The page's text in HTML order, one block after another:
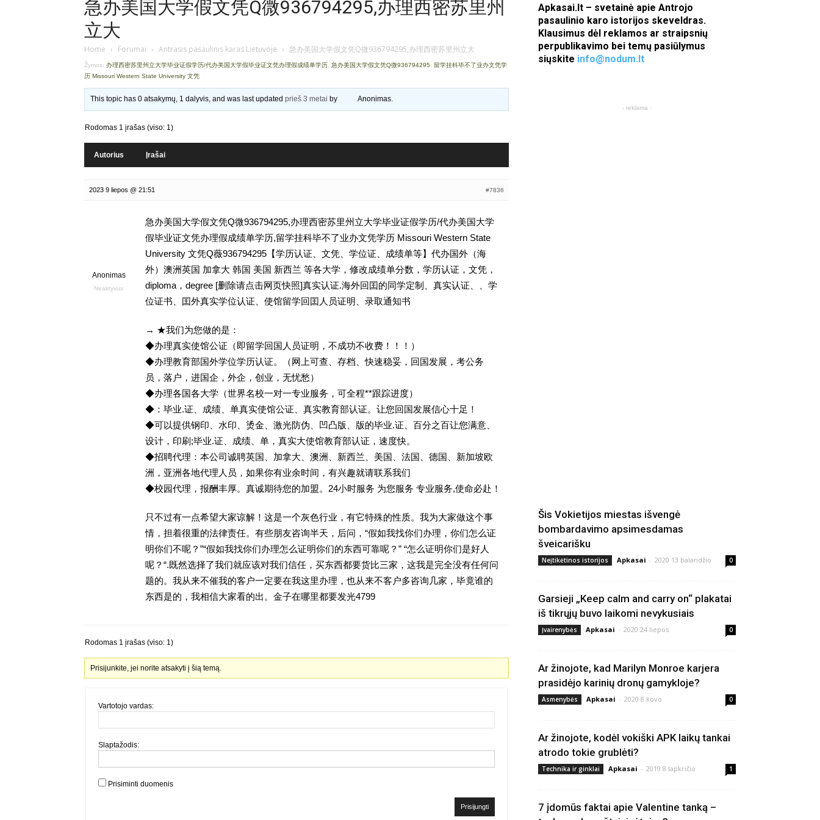
急办美国大学假文凭Q微936794295,办理西密苏里州
立大
Home › Forumai › Antrasis pasaulinis karas Lietuvoje › 急办美国大学假文凭Q微936794295,办理西密苏里州立大
Žymos: 办理西密苏里州立大学毕业证假学历/代办美国大学假毕业证文凭办理假成绩单学历 急办美国大学假文凭Q微936794295
留学挂科毕不了业办文凭学
历 Missouri Western State University 文凭
This topic has 0 atsakymų, 1 dalyvis, and was last updatedprieš 3 metai by Anonimas.
Rodomas 1 įrašas (viso: 1)
Autorius Įrašai
2023 9 liepos @ 21:51 #7836
Anonimas
Neaktyvus
急办美国大学假文凭Q微936794295,办理西密苏里州立大学毕业证假学历/代办美国大学
假毕业证文凭办理假成绩单学历,留学挂科毕不了业办文凭学历 Missouri Western State
University 文凭Q薇936794295【学历认证、文凭、学位证、成绩单等】代办国外（海
外）澳洲英国 加拿大 韩国 美国 新西兰 等各大学，修改成绩单分数，学历认证，文凭，
diploma，degree [删除请点击网页快照]真实认证.海外回囯的同学定制、真实认证、、学
位证书、囯外真实学位认证、使馆留学回囯人员证明、录取通知书
→ ★我们为您做的是：
◆办理真实使馆公证（即留学回国人员证明，不成功不收费！！！）
◆办理教育部国外学位学历认证。（网上可查、存档、快速稳妥，回国发展，考公务
员，落户，进国企，外企，创业，无忧愁）
◆办理各国各大学（世界名校一对一专业服务，可全程**跟踪进度）
◆：毕业.证、成绩、单真实使馆公证、真实教育部认证。让您回国发展信心十足！
◆可以提供钢印、水印、烫金、激光防伪、凹凸版、版的毕业.证、百分之百让您满意、
设计，印刷;毕业.证、成绩、单，真实大使馆教育部认证，速度快。
◆招聘代理：本公司诚聘英国、加拿大、澳洲、新西兰、美国、法国、德国、新加坡欧
洲，亚洲各地代理人员，如果你有业余时间，有兴趣就请联系我们
◆校园代理，报酬丰厚。真诚期待您的加盟。24小时服务 为您服务 专业服务,使命必赴！
只不过有一点希望大家谅解！这是一个灰色行业，有它特殊的性质。我为大家做这个事
情，担着很重的法律责任。有些朋友咨询半天，后问，“假如我找你们办理，你们怎么证
明你们不呢？”“假如我找你们办理怎么证明你们的东西可靠呢？” “怎么证明你们是好人
呢？“.既然选择了我们就应该对我们信任，买东西都要货比三家，这我是完全没有任何问
题的。我从来不催我的客户一定要在我这里办理，也从来不客户多咨询几家，毕竟谁的
东西是的，我相信大家看的出。金子在哪里都要发光4799
Rodomas 1 įrašas (viso: 1)
Prisijunkite, jei norite atsakyti į šią temą.
Vartotojo vardas:
Slaptažodis:
Prisiminti duomenis
Prisijungti
Apkasai.lt – svetainė apie Antrojo
pasaulinio karo istorijos skeveldras.
Klausimus dėl reklamos ar straipsnių
perpublikavimo bei temų pasiūlymus
siųskite info@nodum.lt
- reklama -
Šis Vokietijos miestas išvengė
bombardavimo apsimesdamas
šveicarišku
Neįtikėtinos istorijos Apkasai - 2020 13 balandžio 0
Garsieji „Keep calm and carry on“ plakatai
iš tikrųjų buvo laikomi nevykusiais
Įvairenybės Apkasai - 2020 24 liepos 0
Ar žinojote, kad Marilyn Monroe karjera
prasidėjo karinių dronų gamykloje?
Asmenybės Apkasai - 2020 8 kovo 0
Ar žinojote, kodėl vokiški APK laikų tankai
atrodo tokie grublėti?
Technika ir ginklai Apkasai - 2019 8 lapkričio 1
7 įdomūs faktai apie Valentine tanką –